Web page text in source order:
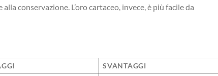
conservazione. L’oro cartaceo, invece, è più facile da
SVANTAGGI